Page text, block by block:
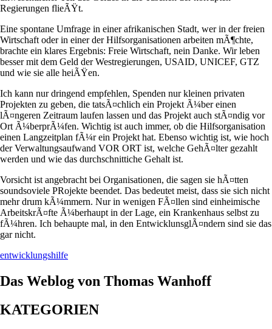
Regierungen flieÃŸt.
Eine spontane Umfrage in einer afrikanischen Stadt, wer in der freien
Wirtschaft oder in einer der Hilfsorganisationen arbeiten mÃ¶chte,
brachte ein klares Ergebnis: Freie Wirtschaft, nein Danke. Wir leben
besser mit dem Geld der Westregierungen, USAID, UNICEF, GTZ
und wie sie alle heiÃŸen.
Ich kann nur dringend empfehlen, Spenden nur kleinen privaten
Projekten zu geben, die tatsÃ¤chlich ein Projekt Ã¼ber einen
lÃ¤ngeren Zeitraum laufen lassen und das Projekt auch stÃ¤ndig vor
Ort Ã¼berprÃ¼fen. Wichtig ist auch immer, ob die Hilfsorganisation
einen Langzeitplan fÃ¼r ein Projekt hat. Ebenso wichtig ist, wie hoch
der Verwaltungsaufwand VOR ORT ist, welche GehÃ¤lter gezahlt
werden und wie das durchschnittiche Gehalt ist.
Vorsicht ist angebracht bei Organisationen, die sagen sie hÃ¤tten
soundsoviele PRojekte beendet. Das bedeutet meist, dass sie sich nicht
mehr drum kÃ¼mmern. Nur in wenigen FÃ¤llen sind einheimische
ArbeitskrÃ¤fte Ã¼berhaupt in der Lage, ein Krankenhaus selbst zu
fÃ¼hren. Ich behaupte mal, in den EntwicklunsglÃ¤ndern sind sie das
gar nicht.
entwicklungshilfe
Das Weblog von Thomas Wanhoff
KATEGORIEN